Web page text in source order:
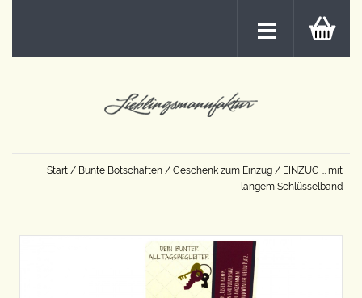
Start / Bunte Botschaften / Geschenk zum Einzug / EINZUG … mit
langem Schlüsselband